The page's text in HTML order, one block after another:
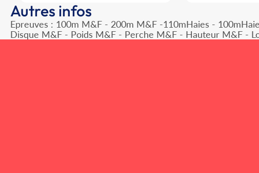
Autres infos
Epreuves : 100m M&F - 200m M&F -110mHaies -
Disque M&F - Poids M&F - Perche M&F - Hauteur M&F -